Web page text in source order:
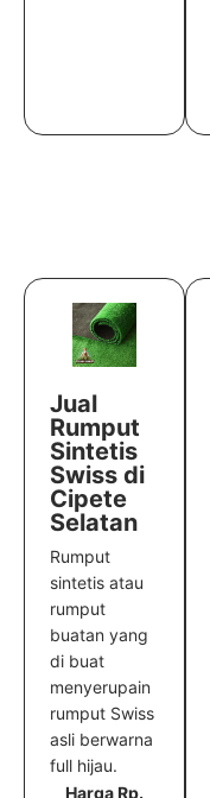
Jual
Rumput
Sintetis
Swiss di
Cipete
Selatan
Rumput
sintetis atau
rumput
buatan yang
di buat
menyerupain
rumput Swiss
asli berwarna
full hijau.
Harga Rp.